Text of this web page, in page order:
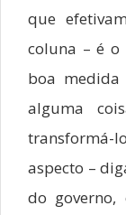
que
coluna – é o
boa
alguma
transformá-
aspecto –
do